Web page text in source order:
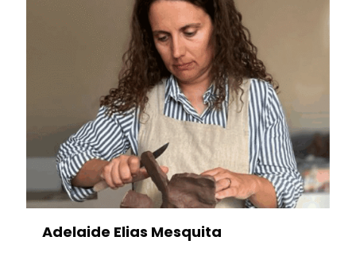
Adelaide Elias Mesquita